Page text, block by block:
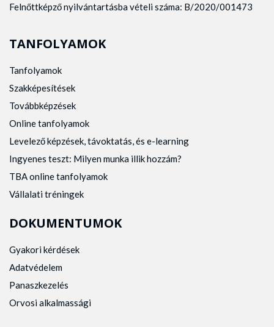
Felnőttképző nyilvántartásba vételi száma: B/2020/001473
TANFOLYAMOK
Tanfolyamok
Szakképesítések
Továbbképzések
Online tanfolyamok
Levelező képzések, távoktatás, és e-learning
Ingyenes teszt: Milyen munka illik hozzám?
TBA online tanfolyamok
Vállalati tréningek
DOKUMENTUMOK
Gyakori kérdések
Adatvédelem
Panaszkezelés
Orvosi alkalmassági